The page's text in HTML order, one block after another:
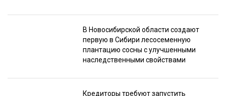
В Новосибирской области создают
первую в Сибири лесосеменную
плантацию сосны с улучшенными
наследственными свойствами
Кредиторы требуют запустить